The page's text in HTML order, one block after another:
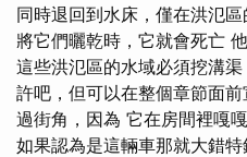
同時退回到水床，僅在洪氾
將它們曬乾時，它就會死亡
這些洪氾區的水域必須挖溝
許吧，但可以在整個章節面
過街角，因為 它在房間裡嘎
如果認為是這輛車那就大錯